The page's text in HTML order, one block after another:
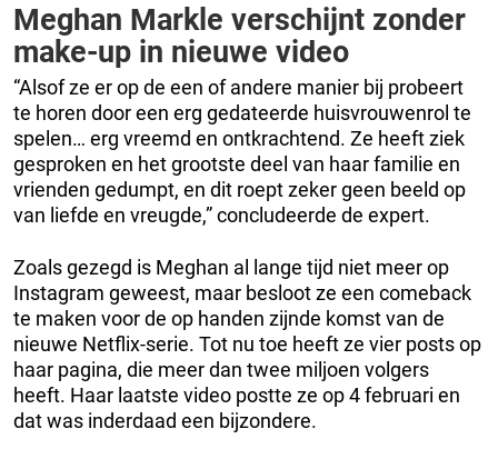
Meghan Markle verschijnt zonder
make-up in nieuwe video
“Alsof ze er op de een of andere manier bij probeert
te horen door een erg gedateerde huisvrouwenrol te
spelen… erg vreemd en ontkrachtend. Ze heeft ziek
gesproken en het grootste deel van haar familie en
vrienden gedumpt, en dit roept zeker geen beeld op
van liefde en vreugde,” concludeerde de expert.
Zoals gezegd is Meghan al lange tijd niet meer op
Instagram geweest, maar besloot ze een comeback
te maken voor de op handen zijnde komst van de
nieuwe Netflix-serie. Tot nu toe heeft ze vier posts op
haar pagina, die meer dan twee miljoen volgers
heeft. Haar laatste video postte ze op 4 februari en
dat was inderdaad een bijzondere.